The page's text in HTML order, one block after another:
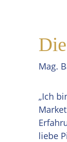
Mag.
„Ich
liebe